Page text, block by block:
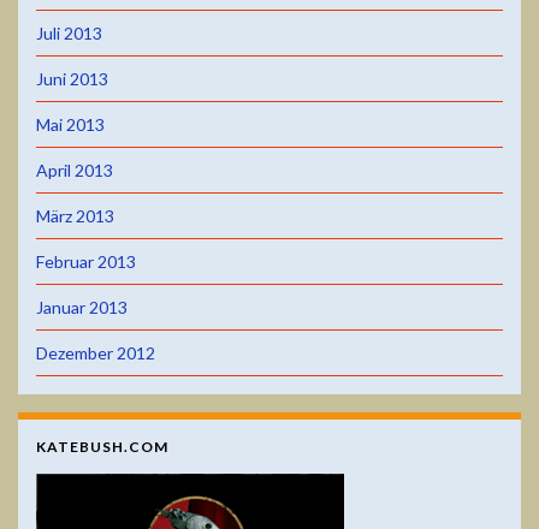
Juli 2013
Juni 2013
Mai 2013
April 2013
März 2013
Februar 2013
Januar 2013
Dezember 2012
KATEBUSH.COM